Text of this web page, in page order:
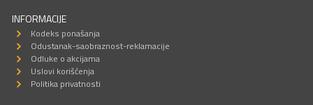
INFORMACIJE
Kodeks ponašanja
Odustanak-saobraznost-reklamacije
Odluke o akcijama
Uslovi korišćenja
Politika privatnosti